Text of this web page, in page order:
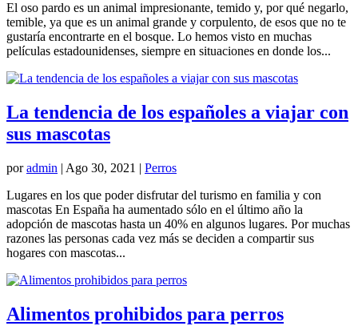
El oso pardo es un animal impresionante, temido y, por qué negarlo,
temible, ya que es un animal grande y corpulento, de esos que no te
gustaría encontrarte en el bosque. Lo hemos visto en muchas
películas estadounidenses, siempre en situaciones en donde los...
La tendencia de los españoles a viajar con
sus mascotas
poradmin | Ago 30, 2021 | Perros
Lugares en los que poder disfrutar del turismo en familia y con
mascotas En España ha aumentado sólo en el último año la
adopción de mascotas hasta un 40% en algunos lugares. Por muchas
razones las personas cada vez más se deciden a compartir sus
hogares con mascotas...
Alimentos prohibidos para perros